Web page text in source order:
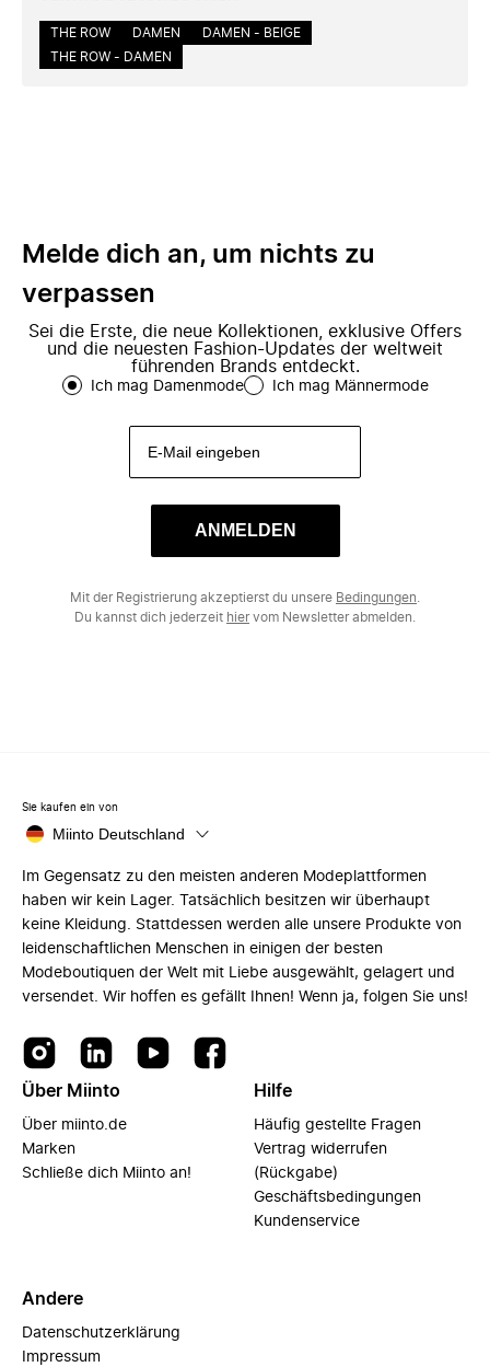
THE ROW DAMEN
DAMEN - BEIGE
THE ROW - DAMEN
Melde dich an, um nichts zu
verpassen
Sei die Erste, die neue Kollektionen, exklusive Offers
und die neuesten Fashion-Updates der weltweit
führenden Brands entdeckt.
Ich mag Damenmode Ich mag Männermode
ANMELDEN
Mit der Registrierung akzeptierst du unsere Bedingungen
Du kannst dich jederzeit hiervom Newsletter abmelden.
Sie kaufen ein von
Miinto Deutschland
Im Gegensatz zu den meisten anderen Modeplattformen
haben wir kein Lager. Tatsächlich besitzen wir überhaupt
keine Kleidung. Stattdessen werden alle unsere Produkte von
leidenschaftlichen Menschen in einigen der besten
Modeboutiquen der Welt mit Liebe ausgewählt, gelagert und
versendet. Wir hoffen es gefällt Ihnen! Wenn ja, folgen Sie uns!
Über Miinto
Über miinto.de
Marken
Schließe dich Miinto an!
Hilfe
Häufig gestellte Fragen
Vertrag widerrufen
(Rückgabe)
Geschäftsbedingungen
Kundenservice
Andere
Datenschutzerklärung
Impressum